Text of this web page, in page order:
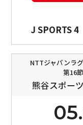
J SPORTS 4
NTTジャパンラ
第16
熊谷スポー